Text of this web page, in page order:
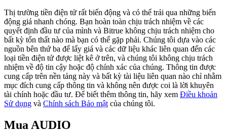
Khoản vay
Dịch vụ vay được hỗ trợ bằng tiền điện tử
Thị trường tiền điện tử rất biến động và có thể trải qua những biến
động giá nhanh chóng. Bạn hoàn toàn chịu trách nhiệm về các
quyết định đầu tư của mình và Bitrue không chịu trách nhiệm cho
bất kỳ tổn thất nào mà bạn có thể gặp phải. Chúng tôi dựa vào các
nguồn bên thứ ba để lấy giá và các dữ liệu khác liên quan đến các
loại tiền điện tử được liệt kê ở trên, và chúng tôi không chịu trách
nhiệm về độ tin cậy hoặc độ chính xác của chúng. Thông tin được
cung cấp trên nền tảng này và bất kỳ tài liệu liên quan nào chỉ nhằm
mục đích cung cấp thông tin và không nên được coi là lời khuyên
tài chính hoặc đầu tư. Để biết thêm thông tin, hãy xem Điều khoản
Sử dụng và Chính sách Bảo mật của chúng tôi.
Mua AUDIO